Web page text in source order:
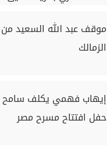
موقف عبد الله السعيد من
الزمالك
إيهاب فهمي يكلف سامح
حفل افتتاح مسرح مصر